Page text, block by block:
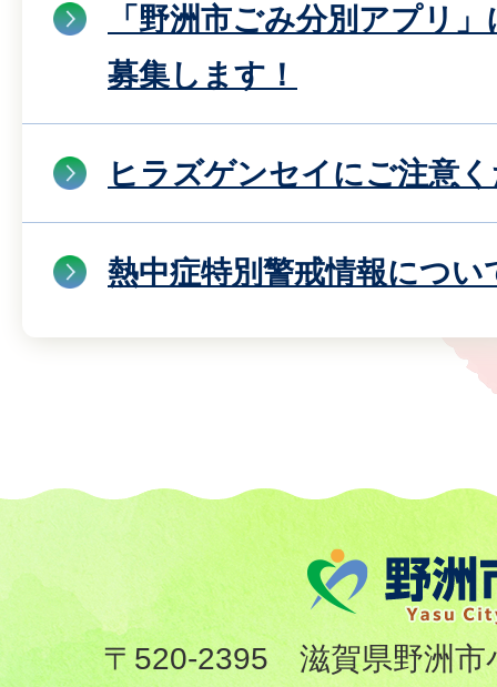
「野洲市ごみ分別アプリ
募集します！
ヒラズゲンセイにご注意
熱中症特別警戒情報につい
〒520-2395 滋賀県野洲市